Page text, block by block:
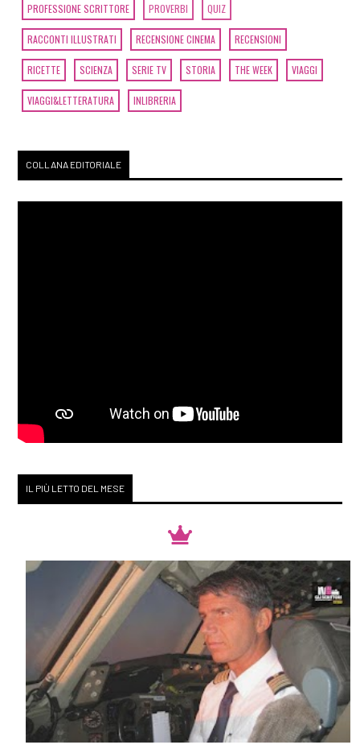
PROFESSIONE SCRITTORE PROVERBI QUIZ
RACCONTI ILLUSTRATI RECENSIONE CINEMA RECENSIONI
RICETTE SCIENZA SERIE TV STORIA THE WEEK VIAGGI
VIAGGI&LETTERATURA INLIBRERIA
COLLANA EDITORIALE
IL PIÙ LETTO DEL MESE